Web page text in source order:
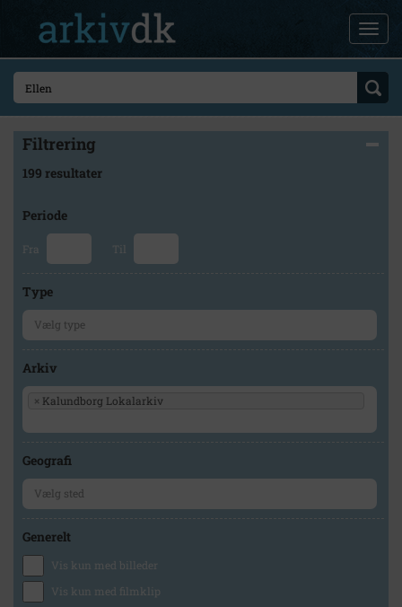
Filtrering
199 resultater
Periode
Fra Til
Type
Arkiv
× Kalundborg Lokalarkiv
Geografi
Generelt
Vis kun med billeder
Vis kun med filmklip